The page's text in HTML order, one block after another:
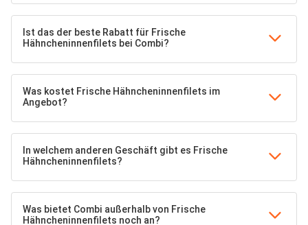
Ist das der beste Rabatt für Frische
Hähncheninnenfilets bei Combi?
Was kostet Frische Hähncheninnenfilets im
Angebot?
In welchem anderen Geschäft gibt es Frische
Hähncheninnenfilets?
Was bietet Combi außerhalb von Frische
Hähncheninnenfilets noch an?